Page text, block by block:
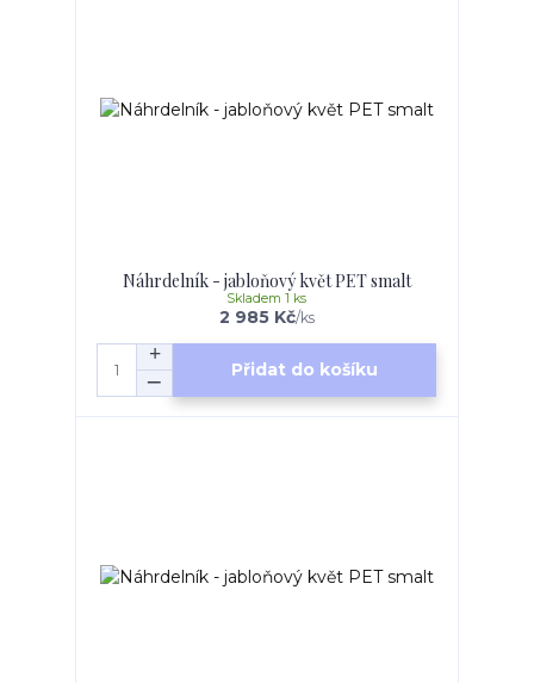
Náhrdelník - jabloňový květ PET smalt
2 985 Kč/ks
Skladem 1 ks
Přidat do košíku